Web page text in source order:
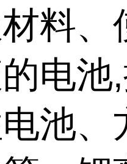
料、
电池
池、